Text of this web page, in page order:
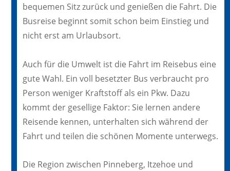
bequemen Sitz zurück und genießen die Fahrt. Die
Busreise beginnt somit schon beim Einstieg und
nicht erst am Urlaubsort.
Auch für die Umwelt ist die Fahrt im Reisebus eine
gute Wahl. Ein voll besetzter Bus verbraucht pro
Person weniger Kraftstoff als ein Pkw. Dazu
kommt der gesellige Faktor: Sie lernen andere
Reisende kennen, unterhalten sich während der
Fahrt und teilen die schönen Momente unterwegs.
Die Region zwischen Pinneberg, Itzehoe und